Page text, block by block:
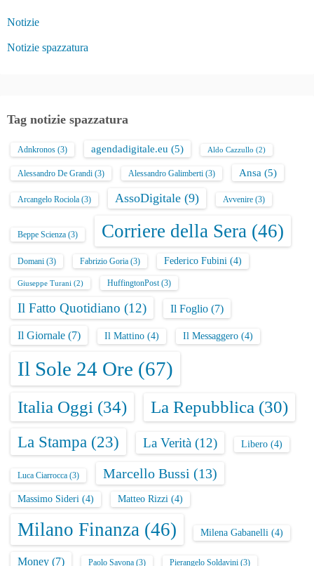
Notizie
Notizie spazzatura
Tag notizie spazzatura
Adnkronos (3) agendadigitale.eu (5) Aldo Cazzullo (2)
Alessandro De Grandi (3) Alessandro Galimberti (3) Ansa (5)
Arcangelo Rociola (3) AssoDigitale (9) Avvenire (3)
Beppe Scienza (3) Corriere della Sera (46)
Domani (3) Fabrizio Goria (3) Federico Fubini (4)
Giuseppe Turani (2) HuffingtonPost(3)
Il Fatto Quotidiano (12) Il Foglio (7)
Il Giornale (7) Il Mattino (4) Il Messaggero (4)
Il Sole 24 Ore (67)
Italia Oggi (34) La Repubblica (30)
La Stampa (23) La Verità (12) Libero (4)
Luca Ciarrocca (3) Marcello Bussi (13)
Massimo Sideri (4) Matteo Rizzi (4)
Milano Finanza (46) Milena Gabanelli (4)
Money (7) Paolo Savona (3) Pierangelo Soldavini (3)